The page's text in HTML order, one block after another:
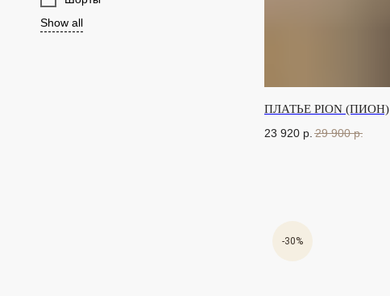
Show all
ПЛАТЬЕ PION (ПИОН)
23 920 р. 29 900 р.
-30%